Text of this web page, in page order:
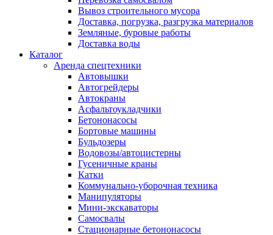
Вывоз строительного мусора
Доставка, погрузка, разгрузка материалов
Земляные, буровые работы
Доставка воды
Каталог
Аренда спецтехники
Автовышки
Автогрейдеры
Автокраны
Асфальтоукладчики
Бетононасосы
Бортовые машины
Бульдозеры
Водовозы/автоцистерны
Гусеничные краны
Катки
Коммунально-уборочная техника
Манипуляторы
Мини-экскаваторы
Самосвалы
Стационарные бетононасосы